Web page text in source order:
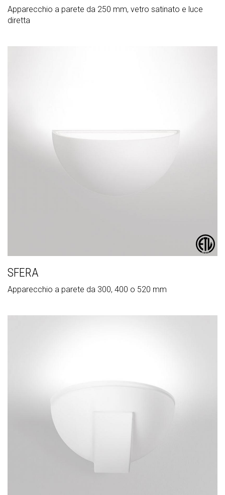
Apparecchio a parete da 250 mm, vetro satinato e luce
diretta
SFERA
Apparecchio a parete da 300, 400 o 520 mm